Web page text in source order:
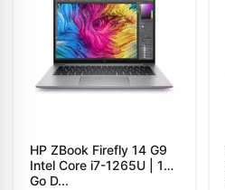
HP ZBook Firefly 14 G9
Intel Core i7-1265U | 16
Go D...